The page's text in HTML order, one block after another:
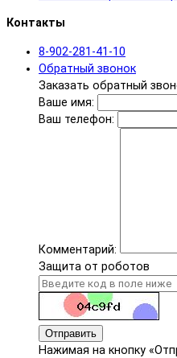
Контакты
8-902-281-41-10
Обратный звонок
Заказать обратный
Ваше имя:
Ваш телефон:
Комментарий:
Защита от роботов
Отправить
Нажимая на кнопку